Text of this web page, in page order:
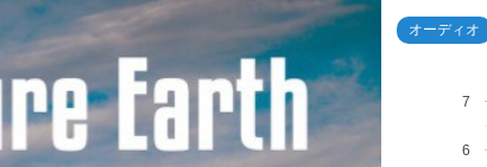
オーディオ
6
7